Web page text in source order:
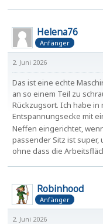
Helena76
Anfänger
2. Juni 2026
Das ist eine echte
an so einem Teil zu
Rückzugsort. Ich habe
Entspannungsecke mit
Neffen eingerichtet,
passender Sitz ist
ohne dass die
Robinhood
Anfänger
2. Juni 2026